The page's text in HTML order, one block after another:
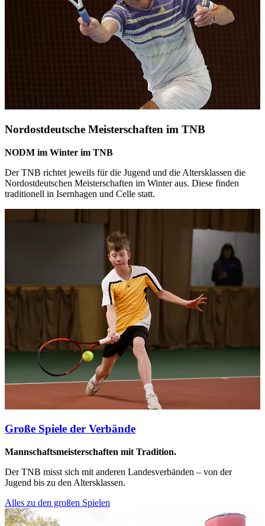
Nordostdeutsche Meisterschaften im TNB
NODM im Winter im TNB
Der TNB richtet jeweils für die Jugend und die Altersklassen die
Nordostdeutschen Meisterschaften im Winter aus. Diese finden
traditionell in Isernhagen und Celle statt.
Große Spiele der Verbände
Mannschaftsmeisterschaften mit Tradition.
Der TNB misst sich mit anderen Landesverbänden – von der
Jugend bis zu den Altersklassen.
Alles zu den großen Spielen